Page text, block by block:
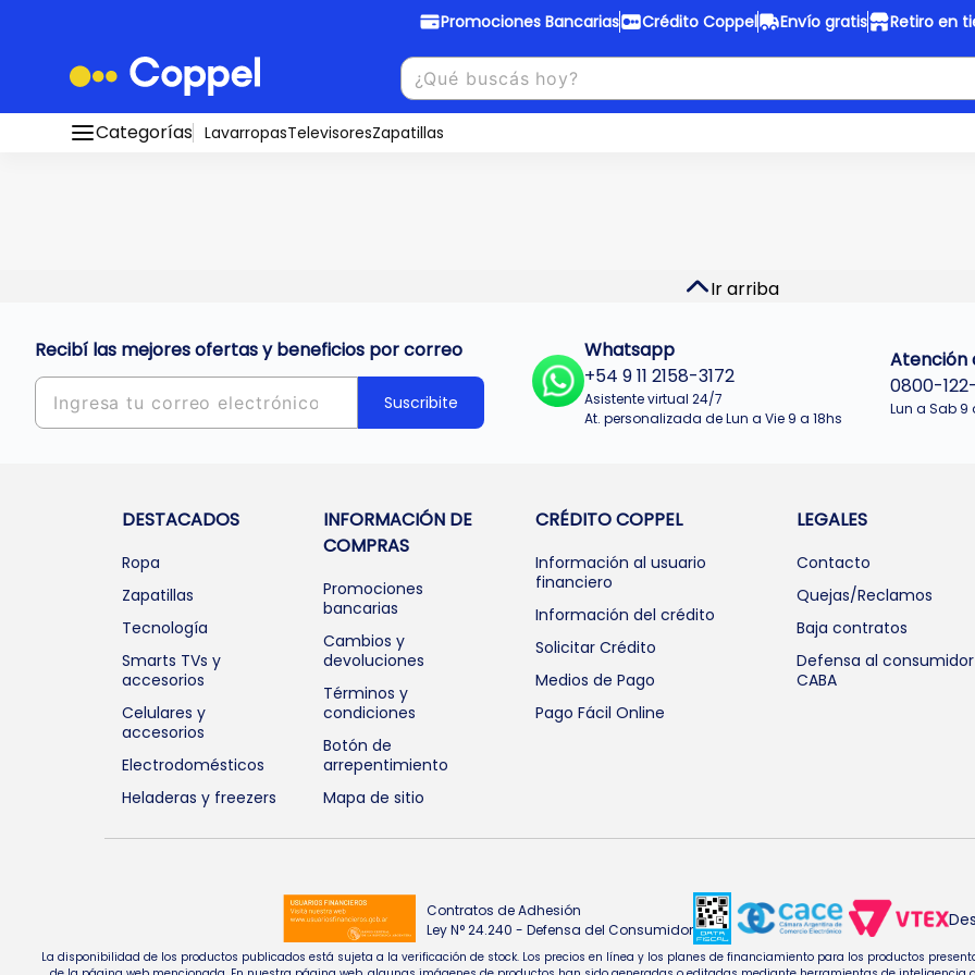
Promociones Bancarias Crédito Coppel Envío gratis Retiro en
Promociones Bancarias
Conocé todos nuestros medios de pago
Crédito Coppel
Hasta
Envío gratis
Categorías LavarropasTelevisoresZapatillas
Ir arriba
Recibí las mejores ofertas y beneficios por correo
Suscribite
Whatsapp
+54 9 11 2158-3172
Asistente virtual 24/7
At. personalizada de Lun a Vie 9 a 18hs
Atención
0800-
Lun a Sab 9
DESTACADOS
Ropa
Zapatillas
Tecnología
Smarts TVs y
accesorios
Celulares y
accesorios
Electrodomésticos
Heladeras y freezers
INFORMACIÓN DE
COMPRAS
Promociones
bancarias
Cambios y
devoluciones
Términos y
condiciones
Botón de
arrepentimiento
Mapa de sitio
CRÉDITO COPPEL
Información al usuario
financiero
Información del crédito
Solicitar Crédito
Medios de Pago
Pago Fácil Online
LEGALES
Contacto
Quejas/Reclamos
Baja contratos
Defensa al consumidor
CABA
Contratos de Adhesión
Ley N° 24.240 - Defensa del Consumidor
La disponibilidad de los productos publicados está sujeta a la verificación de stock. Los precios en línea y los planes de financiamiento para los productos